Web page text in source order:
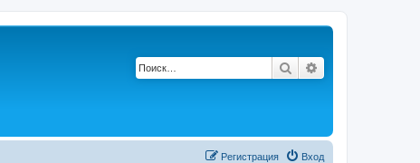
Поиск
Вход
Регистрация